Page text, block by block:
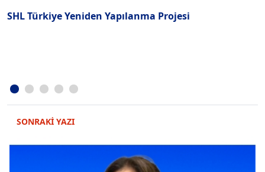
SHL Türkiye Yeniden Yapılanma Projesi
SONRAKİ YAZI